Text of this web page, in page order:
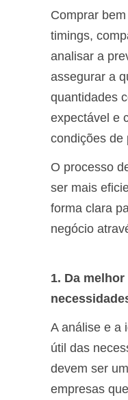
Comprar
timings,
analisar a
assegurar a
quantidades
expectável e
condições de
O processo
ser mais
forma clara
negócio
1. Da
A análise e a
útil das
devem ser
empresas